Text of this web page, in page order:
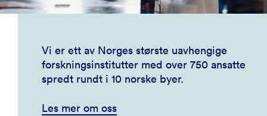
Vi er ett av Norges største uavhengige
forskningsinstitutter med over 750 ansatte
spredt rundt i 10 norske byer.
Les mer om oss